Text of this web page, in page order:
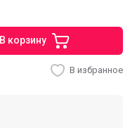
В корзину
В избранное